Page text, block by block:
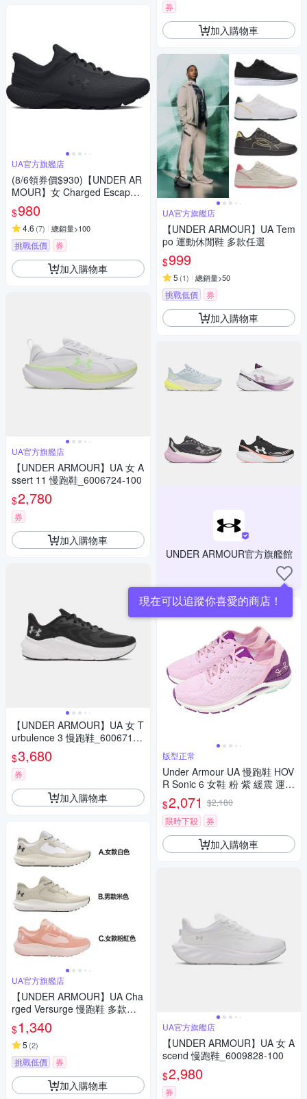
UA官方旗艦店
(8/6領券價$930)【UNDER AR
MOUR】女 Charged Escape 4
Knit 慢跑鞋 運動鞋_3026526-0
01
$980
4.6 (7) 總銷量>100
挑戰低價 券
加入購物車
UA官方旗艦店
【UNDER ARMOUR】UA 女 A
ssert 11 慢跑鞋_6006724-100
$2,780
券
加入購物車
【UNDER ARMOUR】UA 女 T
urbulence 3 慢跑鞋_6006718-
001
$3,680
券
加入購物車
UA官方旗艦店
【UNDER ARMOUR】UA Cha
rged Versurge 慢跑鞋 多款任
選
$1,340
5 (2)
挑戰低價 券
加入購物車
券
加入購物車
UA官方旗艦店
【UNDER ARMOUR】UA Tem
po 運動休閒鞋 多款任選
$999
5 (1) 總銷量>50
挑戰低價 券
加入購物車
UNDER ARMOUR官方旗艦館
現在可以追蹤你喜愛的商店！
版型正常
Under Armour UA 慢跑鞋 HOV
R Sonic 6 女鞋 粉 紫 緩震 運動
鞋 3026128603
$2,071 $2,180
限時下殺
券
加入購物車
UA官方旗艦店
【UNDER ARMOUR】UA 女 A
scend 慢跑鞋_6009828-100
$2,980
券